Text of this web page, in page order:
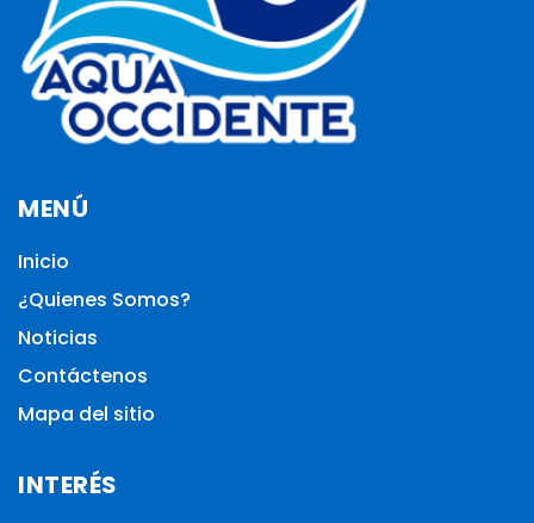
MENÚ
Inicio
¿Quienes Somos?
Noticias
Contáctenos
Mapa del sitio
INTERÉS